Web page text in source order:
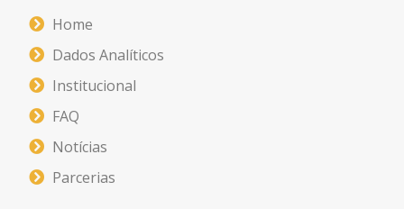
Home
Dados Analíticos
Institucional
FAQ
Notícias
Parcerias